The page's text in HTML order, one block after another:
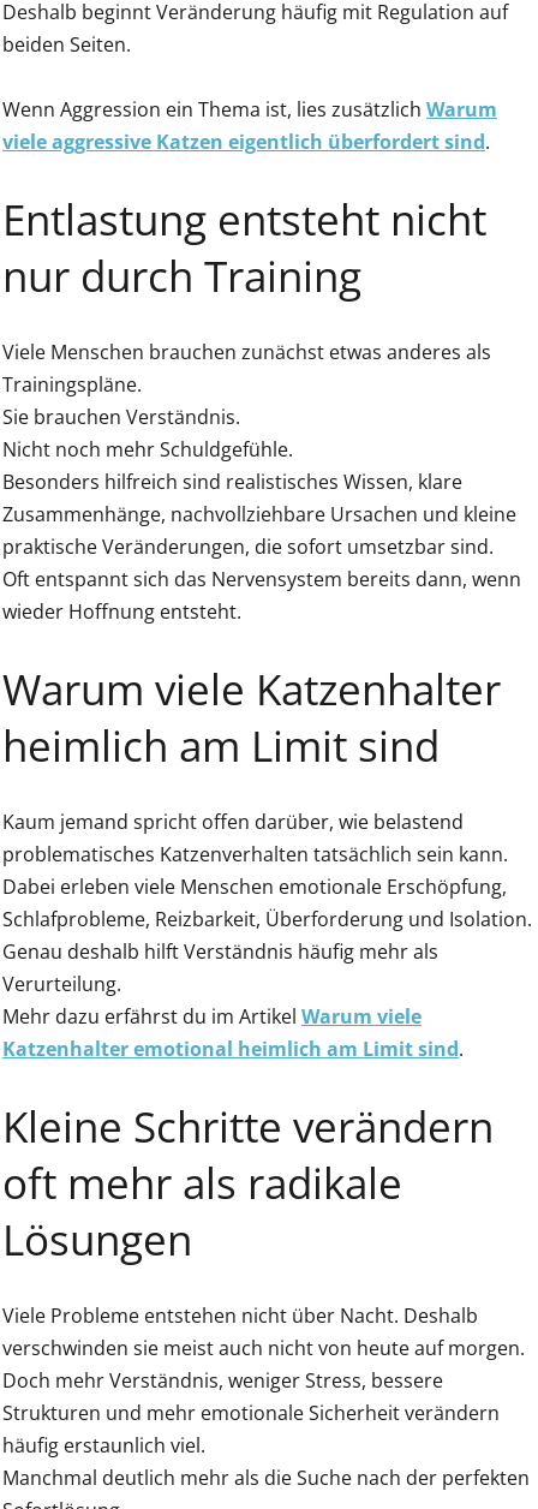
Deshalb beginnt Veränderung häufig mit Regulation auf
beiden Seiten.
Wenn Aggression ein Thema ist, lies zusätzlich Warum
viele aggressive Katzen eigentlich überfordert sind.
Entlastung entsteht nicht
nur durch Training
Viele Menschen brauchen zunächst etwas anderes als
Trainingspläne.
Sie brauchen Verständnis.
Nicht noch mehr Schuldgefühle.
Besonders hilfreich sind realistisches Wissen, klare
Zusammenhänge, nachvollziehbare Ursachen und kleine
praktische Veränderungen, die sofort umsetzbar sind.
Oft entspannt sich das Nervensystem bereits dann, wenn
wieder Hoffnung entsteht.
Warum viele Katzenhalter
heimlich am Limit sind
Kaum jemand spricht offen darüber, wie belastend
problematisches Katzenverhalten tatsächlich sein kann.
Dabei erleben viele Menschen emotionale Erschöpfung,
Schlafprobleme, Reizbarkeit, Überforderung und Isolation.
Genau deshalb hilft Verständnis häufig mehr als
Verurteilung.
Mehr dazu erfährst du im Artikel Warum viele
Katzenhalter emotional heimlich am Limit sind.
Kleine Schritte verändern
oft mehr als radikale
Lösungen
Viele Probleme entstehen nicht über Nacht. Deshalb
verschwinden sie meist auch nicht von heute auf morgen.
Doch mehr Verständnis, weniger Stress, bessere
Strukturen und mehr emotionale Sicherheit verändern
häufig erstaunlich viel.
Manchmal deutlich mehr als die Suche nach der perfekten